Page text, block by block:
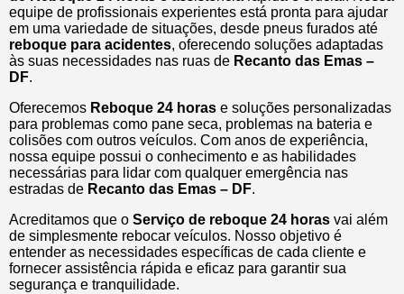
equipe de profissionais experientes está pronta para ajudar
em uma variedade de situações, desde pneus furados até
reboque para acidentes, oferecendo soluções adaptadas
às suas necessidades nas ruas de Recanto das Emas –
DF.
Oferecemos Reboque 24 horas e soluções personalizadas
para problemas como pane seca, problemas na bateria e
colisões com outros veículos. Com anos de experiência,
nossa equipe possui o conhecimento e as habilidades
necessárias para lidar com qualquer emergência nas
estradas de Recanto das Emas – DF.
Acreditamos que o Serviço de reboque 24 horas vai além
de simplesmente rebocar veículos. Nosso objetivo é
entender as necessidades específicas de cada cliente e
fornecer assistência rápida e eficaz para garantir sua
segurança e tranquilidade.